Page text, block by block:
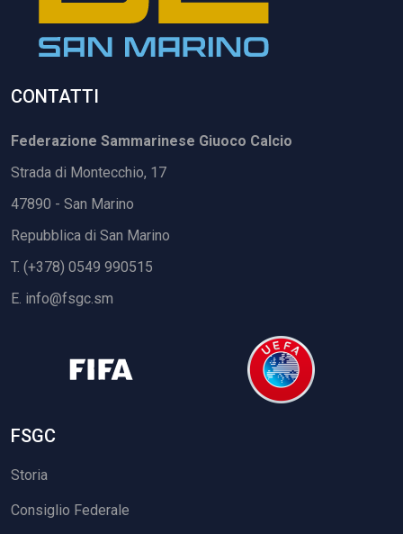
CONTATTI
Federazione Sammarinese Giuoco Calcio
Strada di Montecchio, 17
47890 - San Marino
Repubblica di San Marino
T. (+378) 0549 990515
E. info@fsgc.sm
FSGC
Storia
Consiglio Federale